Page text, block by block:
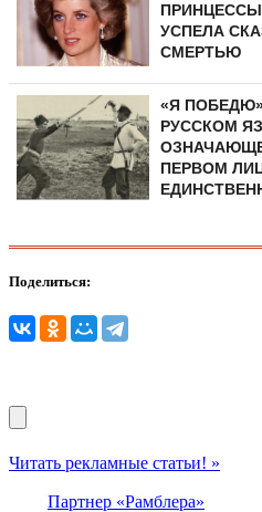
УСПЕЛА
СМЕРТЬЮ
«Я
РУССКОМ
ПЕРВОМ
Поделиться:
Читать рекламные статьи! »
Партнер «Рамблера»